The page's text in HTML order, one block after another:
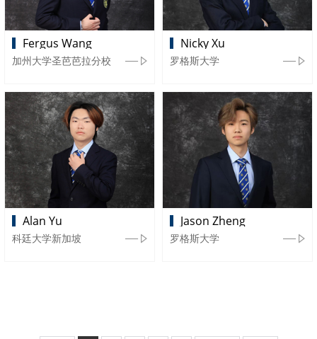
Fergus Wang
加州大学圣芭芭拉分校
Nicky Xu
罗格斯大学
Alan Yu
科廷大学新加坡
Jason Zheng
罗格斯大学